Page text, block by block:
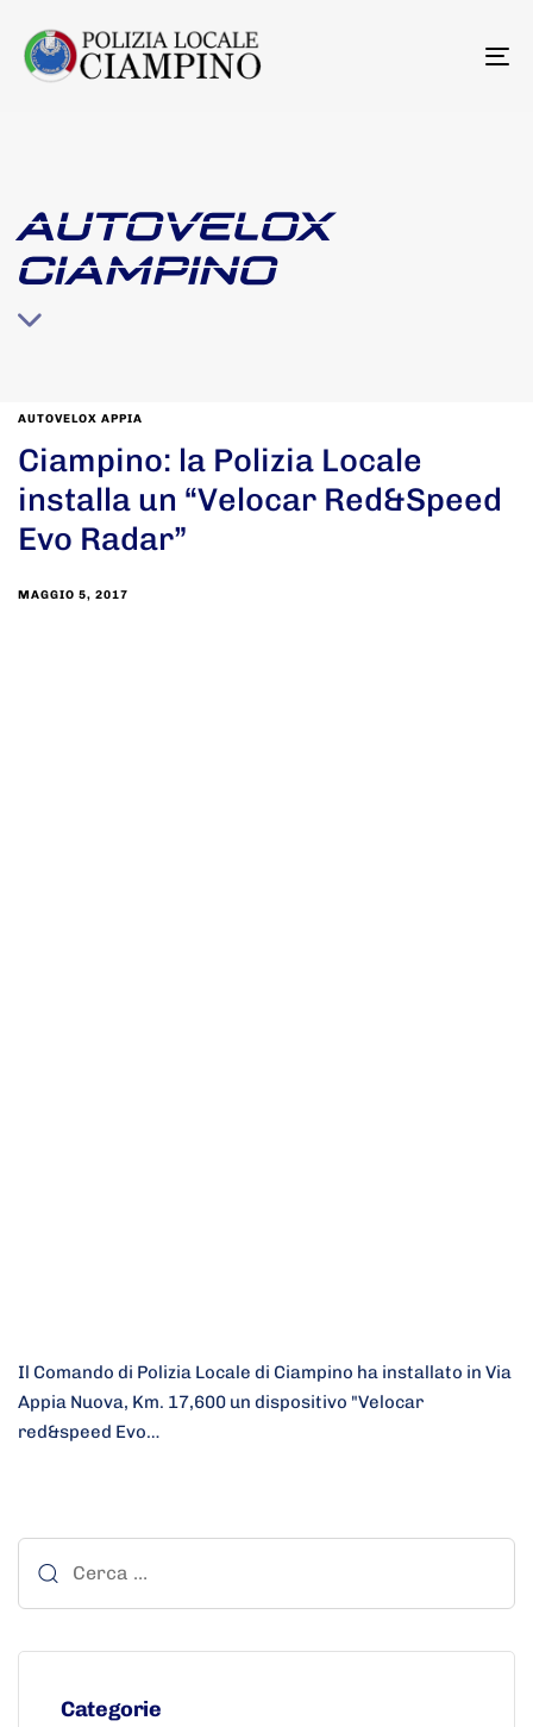
AUTOVELOX
CIAMPINO
AUTOVELOX APPIA
Ciampino: la Polizia Locale
installa un “Velocar Red&Speed
Evo Radar”
MAGGIO 5, 2017
Il Comando di Polizia Locale di Ciampino ha installato in Via
Appia Nuova, Km. 17,600 un dispositivo "Velocar
red&speed Evo…
Categorie